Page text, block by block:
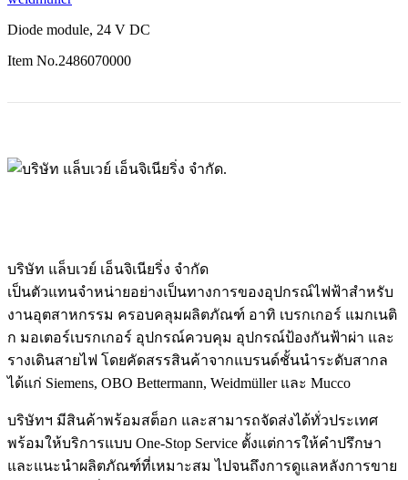
Diode module, 24 V DC
Item No.2486070000
บริษัท แล็บเวย์ เอ็นจิเนียริ่ง จำกัด
เป็นตัวแทนจำหน่ายอย่างเป็นทางการของอุปกรณ์ไฟฟ้าสำหรับ
งานอุตสาหกรรม ครอบคลุมผลิตภัณฑ์ อาทิ เบรกเกอร์ แมกเนติ
ก มอเตอร์เบรกเกอร์ อุปกรณ์ควบคุม อุปกรณ์ป้องกันฟ้าผ่า และ
รางเดินสายไฟ โดยคัดสรรสินค้าจากแบรนด์ชั้นนำระดับสากล
ได้แก่ Siemens, OBO Bettermann, Weidmüller และ Mucco
บริษัทฯ มีสินค้าพร้อมสต็อก และสามารถจัดส่งได้ทั่วประเทศ
พร้อมให้บริการแบบ One-Stop Service ตั้งแต่การให้คำปรึกษา
และแนะนำผลิตภัณฑ์ที่เหมาะสม ไปจนถึงการดูแลหลังการขาย